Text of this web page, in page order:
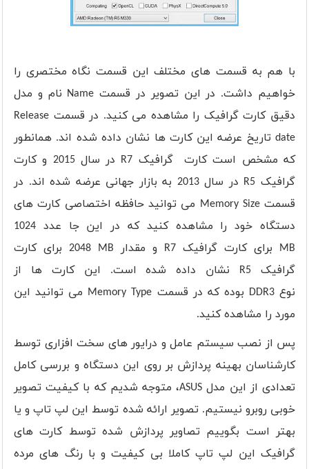
با هم به قسمت های مختلف این قسمت نگاه مختصری را
خواهیم داشت. در این تصویر در قسمت Name نام و مدل
دقیق کارت گرافیک را مشاهده می کنید. در قسمت Release
date تاریخ عرضه این کارت ها نشان داده شده اند. همانطور
که مشخص است کارت گرافیک R7
در سال 2015 و کارت
گرافیک R5
در سال 2013 به بازار جهانی عرضه شده اند. در
قسمتMemory Size می توانید حافظه اختصاصی کارت های
دستگاه خود را مشاهده کنید که در این جا عدد 1024
MB برای کارت گرافیک R7 و مقدار 2048 MB برای کارت
گرافیک R5 نشان داده شده است. این کارت ها از
نوعDDR3 بوده که در قسمت Memory Type می توانید این
مورد را مشاهده کنید.
پس از نصب سیستم عامل و درایور های سخت افزاری توسط
کارشناسان بهینه پردازش بر روی این دستگاه و بررسی کامل
تعدادی از این مدل ASUS، متوجه شدیم که با کیفیت تصویر
خوبی روبرو نیستیم. تصویر ارائه شده توسط این لپ تاپ و یا
بهتر است بگوییم تصاویر پردازش شده توسط کارت های
گرافیک این لپ تاپ کاملا بی کیفیت و با رنگ های مرده